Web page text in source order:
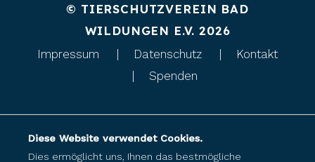
© TIERSCHUTZVEREIN BAD
WILDUNGEN E.V. 2026
Impressum Datenschutz
Kontakt
Spenden
Diese Website verwendet Cookies.
Dies ermöglicht uns, Ihnen das bestmögliche